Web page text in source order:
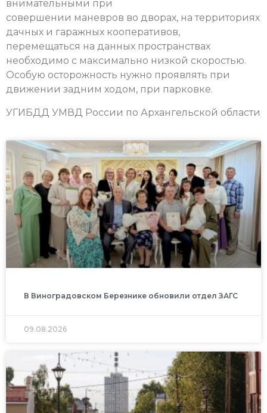
внимательными при
совершении маневров во дворах, на территориях
дачных и гаражных кооперативов,
перемещаться на данных пространствах
необходимо с максимально низкой скоростью.
Особую осторожность нужно проявлять при
движении задним ходом, при парковке.
УГИБДД УМВД России по Архангельской области
В Виноградовском Березнике обновили отдел ЗАГС
09.08.2026